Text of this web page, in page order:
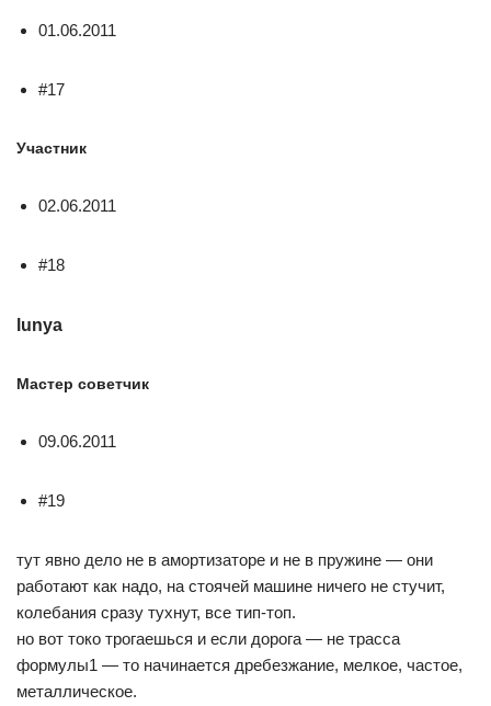
01.06.2011
#17
Участник
02.06.2011
#18
lunya
Мастер советчик
09.06.2011
#19
тут явно дело не в амортизаторе и не в пружине — они
работают как надо, на стоячей машине ничего не стучит,
колебания сразу тухнут, все тип-топ.
но вот токо трогаешься и если дорога — не трасса
формулы1 — то начинается дребезжание, мелкое, частое,
металлическое.